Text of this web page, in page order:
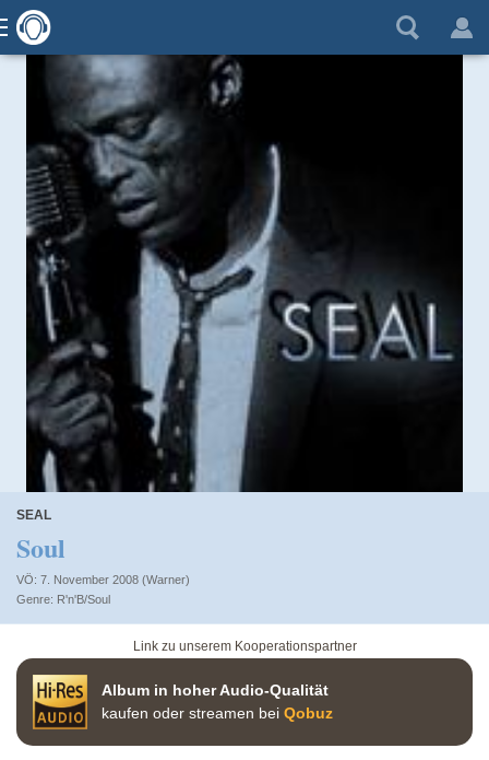
SEAL
Soul
VÖ: 7. November 2008 (Warner)
R'n'B/Soul
Link zu unserem Kooperationspartner
Album in hoher Audio-Qualität
kaufen oder streamen bei Qobuz